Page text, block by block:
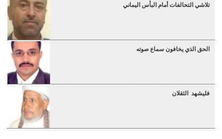
تلاشي التحالفات أمام البأس اليماني
الحق الذي يخافون سماع صوته
فليشهد الثقلان